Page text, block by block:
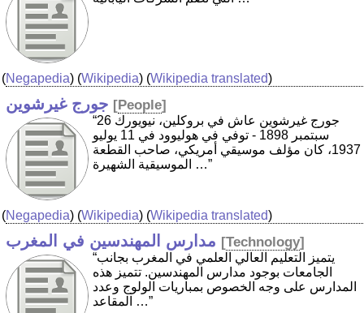
(Negapedia) (Wikipedia) (Wikipedia translated)
جورج غيرشوين [People]
“جورج غيرشوين عاش في بروكلين، نيويورك 26
سبتمبر 1898 - توفي في هوليوود في 11 يوليو
1937، كان مؤلف موسيقي أمريكي، صاحب القطعة
الموسيقية الشهيرة …”
(Negapedia) (Wikipedia) (Wikipedia translated)
مدارس المهندسين في المغرب [Technology]
“يتميز التعليم العالي العلمي في المغرب بجانب
الجامعات بوجود مدارس المهندسين. تتميز هذه
المدارس على وجه الخصوص بمباريات الولوج وعدد
المقاعد …”